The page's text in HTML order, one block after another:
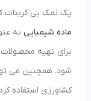
یک نمک بی کربنات
ماده شیمیایی به
برای تهیه محصولات
شود. همچنین می
کشاورزی استفاده